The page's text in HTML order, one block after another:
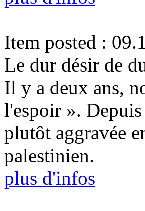
Item posted :
Le dur désir de
Il y a deux ans,
l'espoir ».
plutôt aggravée
palestinien.
plus d'infos